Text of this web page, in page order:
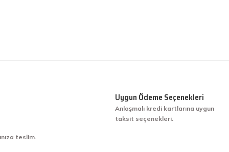
teslim.
Uygun Ödeme Seçenekleri
Anlaşmalı kredi kartlarına uygun
taksit seçenekleri.